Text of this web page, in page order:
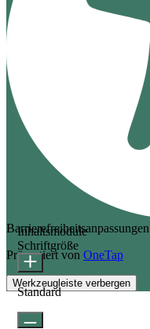
Barrierefreiheitsanpassungen
Präsentiert von OneTap
Werkzeugleiste verbergen
Inhaltsmodule
Schriftgröße
Standard